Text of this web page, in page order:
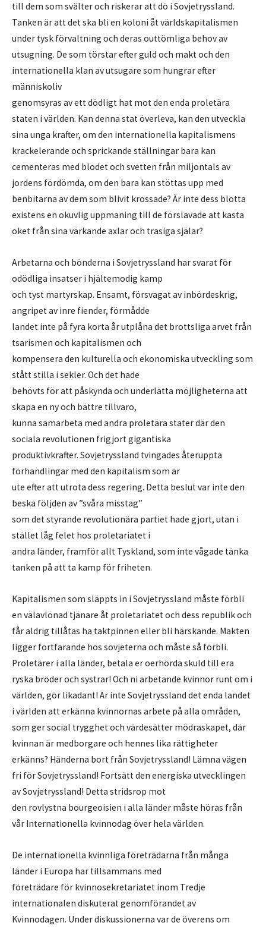
till dem som svälter och riskerar att dö i Sovjetryssland.
Tanken är att det ska bli en koloni åt världskapitalismen
under tysk förvaltning och deras outtömliga behov av
utsugning. De som törstar efter guld och makt och den
internationella klan av utsugare som hungrar efter
människoliv
genomsyras av ett dödligt hat mot den enda proletära
staten i världen. Kan denna stat överleva, kan den utveckla
sina unga krafter, om den internationella kapitalismens
krackelerande och sprickande ställningar bara kan
cementeras med blodet och svetten från miljontals av
jordens fördömda, om den bara kan stöttas upp med
benbitarna av dem som blivit krossade? Är inte dess blotta
existens en okuvlig uppmaning till de förslavade att kasta
oket från sina värkande axlar och trasiga själar?
Arbetarna och bönderna i Sovjetryssland har svarat för
odödliga insatser i hjältemodig kamp
och tyst martyrskap. Ensamt, försvagat av inbördeskrig,
angripet av inre fiender, förmådde
landet inte på fyra korta år utplåna det brottsliga arvet från
tsarismen och kapitalismen och
kompensera den kulturella och ekonomiska utveckling som
stått stilla i sekler. Och det hade
behövts för att påskynda och underlätta möjligheterna att
skapa en ny och bättre tillvaro,
kunna samarbeta med andra proletära stater där den
sociala revolutionen frigjort gigantiska
produktivkrafter. Sovjetryssland tvingades återuppta
förhandlingar med den kapitalism som är
ute efter att utrota dess regering. Detta beslut var inte den
beska följden av ”svåra misstag”
som det styrande revolutionära partiet hade gjort, utan i
stället låg felet hos proletariatet i
andra länder, framför allt Tyskland, som inte vågade tänka
tanken på att ta kamp för friheten.
Kapitalismen som släppts in i Sovjetryssland måste förbli
en välavlönad tjänare åt proletariatet och dess republik och
får aldrig tillåtas ha taktpinnen eller bli härskande. Makten
ligger fortfarande hos sovjeterna och måste så förbli.
Proletärer i alla länder, betala er oerhörda skuld till era
ryska bröder och systrar! Och ni arbetande kvinnor runt om i
världen, gör likadant! Är inte Sovjetryssland det enda landet
i världen att erkänna kvinnornas arbete på alla områden,
som ger social trygghet och värdesätter mödraskapet, där
kvinnan är medborgare och hennes lika rättigheter
erkänns? Händerna bort från Sovjetryssland! Lämna vägen
fri för Sovjetryssland! Fortsätt den energiska utvecklingen
av Sovjetryssland! Detta stridsrop mot
den rovlystna bourgeoisien i alla länder måste höras från
vår Internationella kvinnodag över hela världen.
De internationella kvinnliga företrädarna från många
länder i Europa har tillsammans med
företrädare för kvinnosekretariatet inom Tredje
internationalen diskuterat genomförandet av
Kvinnodagen. Under diskussionerna var de överens om